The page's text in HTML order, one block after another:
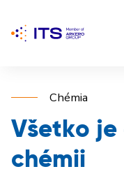
Chémia
Všetko je
chémii